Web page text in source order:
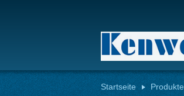
Startseite Produkte